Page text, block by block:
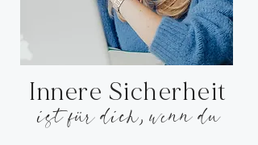
Innere Sicherheit
ist für dich, wenn du